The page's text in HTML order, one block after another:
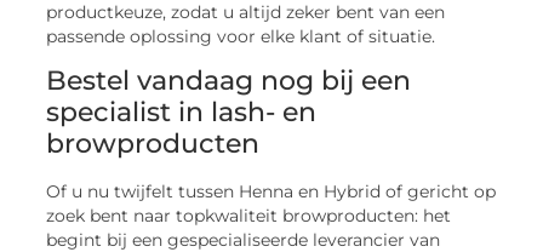
productkeuze, zodat u altijd zeker bent van een
passende oplossing voor elke klant of situatie.
Bestel vandaag nog bij een
specialist in lash- en
browproducten
Of u nu twijfelt tussen Henna en Hybrid of gericht op
zoek bent naar topkwaliteit browproducten: het
begint bij een gespecialiseerde leverancier van